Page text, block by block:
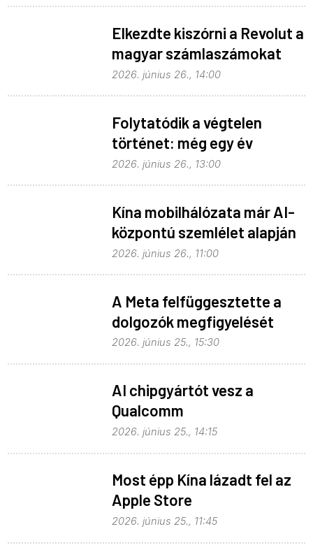
Elkezdte kiszórni a Revolut a
magyar számlaszámokat
2026. június 26., 14:00
Folytatódik a végtelen
történet: még egy év
haladék a Windows 10-nek
2026. június 26., 13:00
Kína mobilhálózata már AI-
központú szemlélet alapján
fejlődik
2026. június 26., 11:00
A Meta felfüggesztette a
dolgozók megfigyelését
2026. június 25., 15:30
AI chipgyártót vesz a
Qualcomm
2026. június 25., 14:15
Most épp Kína lázadt fel az
Apple Store
monopolhelyzete ellen
2026. június 25., 11:45